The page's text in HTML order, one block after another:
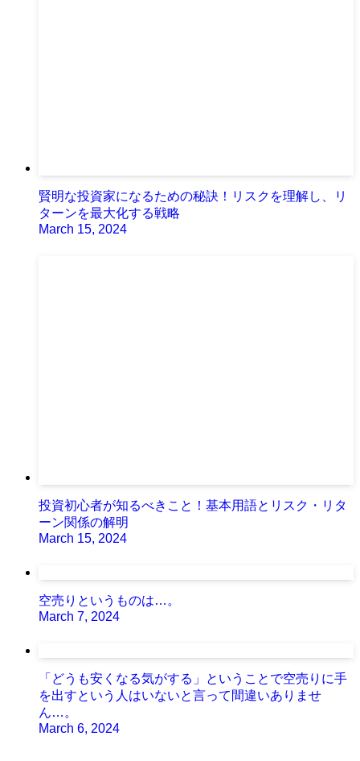
賢明な投資家になるための秘訣！リスクを理解し、リ
ターンを最大化する戦略
March 15, 2024
投資初心者が知るべきこと！基本用語とリスク・リタ
ーン関係の解明
March 15, 2024
空売りというものは…。
March 7, 2024
「どうも安くなる気がする」ということで空売りに手
を出すという人はいないと言って間違いありませ
ん…。
March 6, 2024